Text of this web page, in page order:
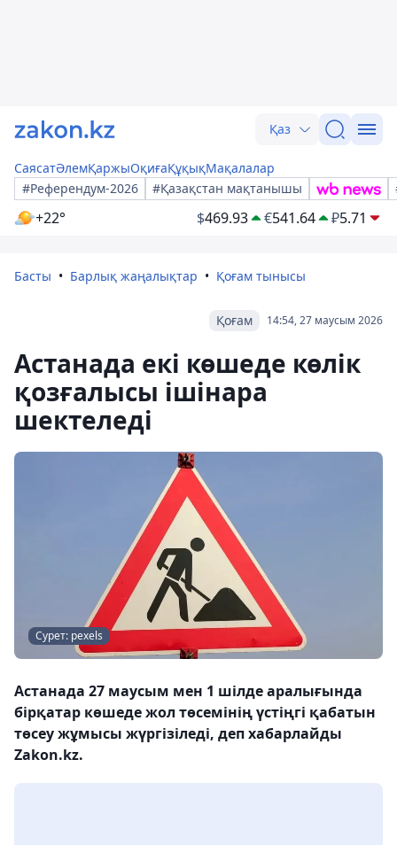
Қаз
СаясатӘлемҚаржыОқиғаҚұқықМақалалар
#Референдум-2026
#Қазақстан мақтанышы
+22° $469.93 €541.64 ₽5.71
Басты Барлық жаңалықтар Қоғам тынысы
14:54, 27 маусым 2026
Қоғам
Астанада екі көшеде көлік
қозғалысы ішінара
шектеледі
Сурет: pexels
Астанада 27 маусым мен 1 шілде аралығында
бірқатар көшеде жол төсемінің үстіңгі қабатын
төсеу жұмысы жүргізіледі, деп хабарлайды
Zakon.kz.